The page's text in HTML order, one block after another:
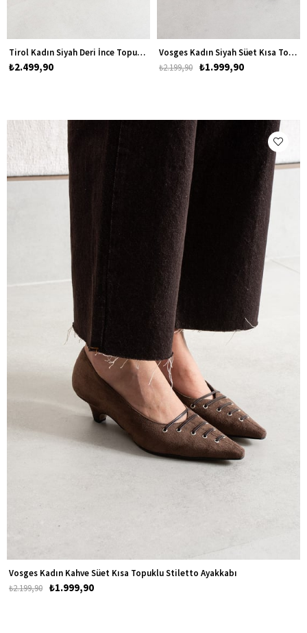
Tirol Kadın Siyah Deri İnce Topuklu Stiletto Ayakkabı
₺2.499,90
Vosges Kadın Siyah Süet Kısa Topuklu Stiletto Ayakkabı
₺1.999,90
₺2.199,90
Vosges Kadın Kahve Süet Kısa Topuklu Stiletto Ayakkabı
₺1.999,90
₺2.199,90